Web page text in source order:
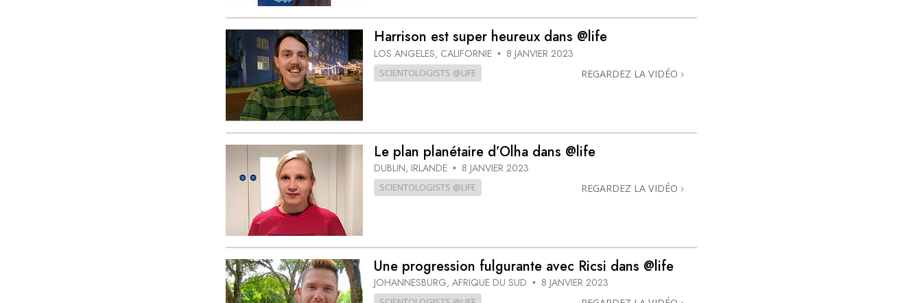
Harrison est super heureux dans @life
LOS ANGELES, CALIFORNIE • 8 JANVIER 2023
SCIENTOLOGISTS @LIFE REGARDEZ LA VIDÉO
Le plan planétaire d’Olha dans @life
DUBLIN, IRLANDE • 8 JANVIER 2023
SCIENTOLOGISTS @LIFE REGARDEZ LA VIDÉO
Une progression fulgurante avec Ricsi dans @life
JOHANNESBURG, AFRIQUE DU SUD • 8 JANVIER 2023